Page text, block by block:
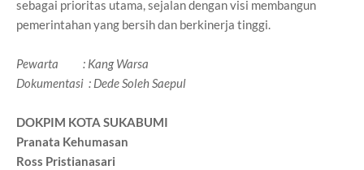
sebagai prioritas utama, sejalan dengan visi membangun
pemerintahan yang bersih dan berkinerja tinggi.
Pewarta : Kang Warsa
Dokumentasi : Dede Soleh Saepul
DOKPIM KOTA SUKABUMI
Pranata Kehumasan
Ross Pristianasari